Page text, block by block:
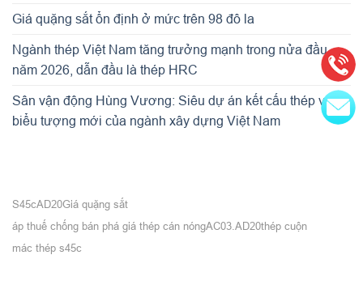
Giá quặng sắt ổn định ở mức trên 98 đô la
Ngành thép Việt Nam tăng trưởng mạnh trong nửa đầu
năm 2026, dẫn đầu là thép HRC
Sân vận động Hùng Vương: Siêu dự án kết cấu thép và
biểu tượng mới của ngành xây dựng Việt Nam
S45cAD20Giá quặng sắt
áp thuế chống bán phá giá thép cán nóngAC03.AD20thép cuộn
mác thép s45c